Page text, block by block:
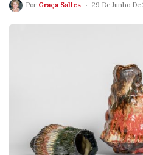
Por Graça Salles 29 De Junho De